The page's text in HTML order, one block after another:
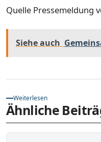
Quelle Pressemeldung
Siehe auch
Weiterlesen
Ähnliche